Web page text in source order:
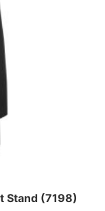
Stand (7198)